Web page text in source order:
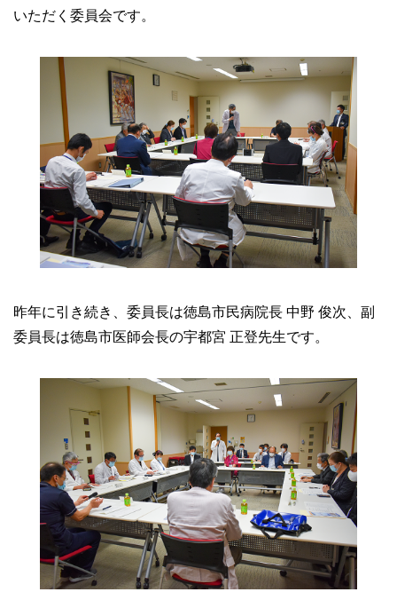
いただく委員会です。
昨年に引き続き、委員長は徳島市民病院長 中野 俊次、副
委員長は徳島市医師会長の宇都宮 正登先生です。